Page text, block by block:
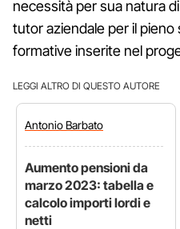
necessità per sua natura
tutor aziendale per il
formative inserite nel
LEGGI ALTRO DI QUESTO AUTORE
AntonioBarbato
Aumento pensioni da
marzo 2023: tabella e
calcolo importi lordi e
netti